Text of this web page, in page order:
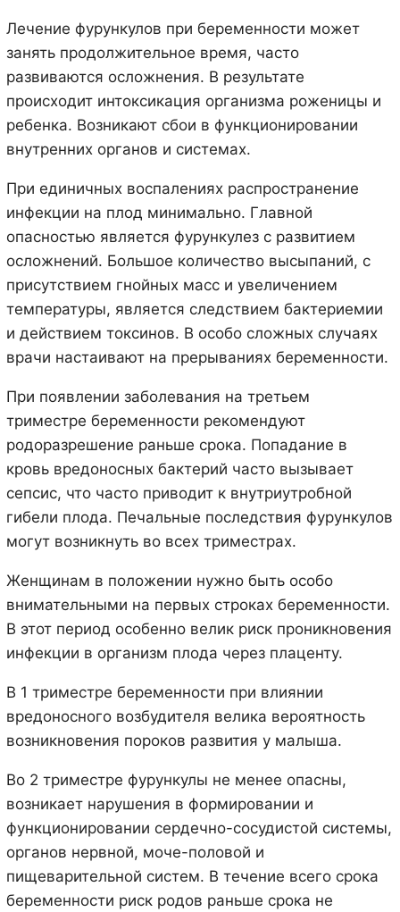
Лечение фурункулов при беременности может
занять продолжительное время, часто
развиваются осложнения. В результате
происходит интоксикация организма роженицы и
ребенка. Возникают сбои в функционировании
внутренних органов и системах.
При единичных воспалениях распространение
инфекции на плод минимально. Главной
опасностью является фурункулез с развитием
осложнений. Большое количество высыпаний, с
присутствием гнойных масс и увеличением
температуры, является следствием бактериемии
и действием токсинов. В особо сложных случаях
врачи настаивают на прерываниях беременности.
При появлении заболевания на третьем
триместре беременности рекомендуют
родоразрешение раньше срока. Попадание в
кровь вредоносных бактерий часто вызывает
сепсис, что часто приводит к внутриутробной
гибели плода. Печальные последствия фурункулов
могут возникнуть во всех триместрах.
Женщинам в положении нужно быть особо
внимательными на первых строках беременности.
В этот период особенно велик риск проникновения
инфекции в организм плода через плаценту.
В 1 триместре беременности при влиянии
вредоносного возбудителя велика вероятность
возникновения пороков развития у малыша.
Во 2 триместре фурункулы не менее опасны,
возникает нарушения в формировании и
функционировании сердечно-сосудистой системы,
органов нервной, моче-половой и
пищеварительной систем. В течение всего срока
беременности риск родов раньше срока не